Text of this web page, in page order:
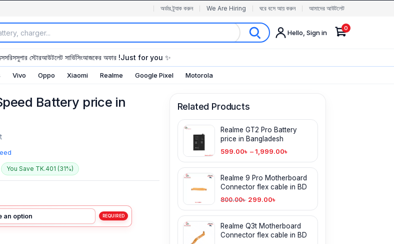
অর্ডার ট্র্যাক করুন We Are Hiring ঘরে বসে আয় করুন আমাদের আউটলেট
Hello, Sign in
0
সুপার স্টোরআউটলেট সার্ভিসিংআজকের অফার !Just for you ✨
Vivo Oppo Xiaomi Realme Google Pixel Motorola
Battery price in
You Save TK.401 (31%)
Related Products
Realme GT2 Pro Battery
price in Bangladesh
599.00৳ – 1,999.00৳
Realme 9 Pro Motherboard
Connector flex cable in BD
800.00৳ 299.00৳
Realme Q3t Motherboard
Connector flex cable in BD